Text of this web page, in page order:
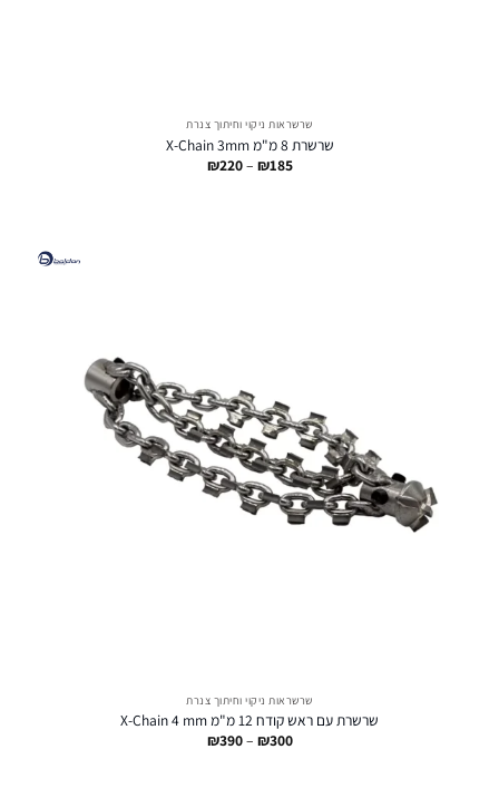
שרשראות ניקוי וחיתוך צנרת
שרשרת 8 מ"מ X-Chain 3mm
₪185
–
₪220 טווח
שרשראות ניקוי וחיתוך צנרת
שרשרת עם ראש קודח 12 מ"מ X-Chain 4 mm
₪300
–
₪390 טווח